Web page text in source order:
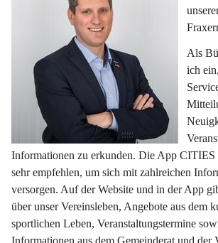
Als
ich
Informationen zu erkunden. Die App CITIES
sehr empfehlen, um sich mit zahlreichen
versorgen. Auf der Website und in der App
über unser Vereinsleben, Angebote aus dem
sportlichen Leben, Veranstaltungstermine
Informationen aus dem Gemeinderat und der